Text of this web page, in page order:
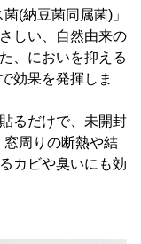
(納豆菌同属菌)」
しい、自然由来の
、においを抑える
効果を発揮しま
るだけで、未開封
周りの断熱や結
カビや臭いにも効